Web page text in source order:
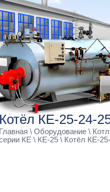
Котёл КЕ-25-24-
Главная \ Оборудование \
КЕ \ КЕ-25 \ Котёл КЕ-